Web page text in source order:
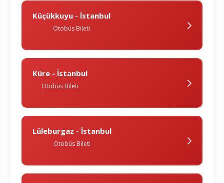
Küçükkuyu - İstanbul
Otobüs Bileti
Küre - İstanbul
Otobüs Bileti
Lüleburgaz - İstanbul
Otobüs Bileti